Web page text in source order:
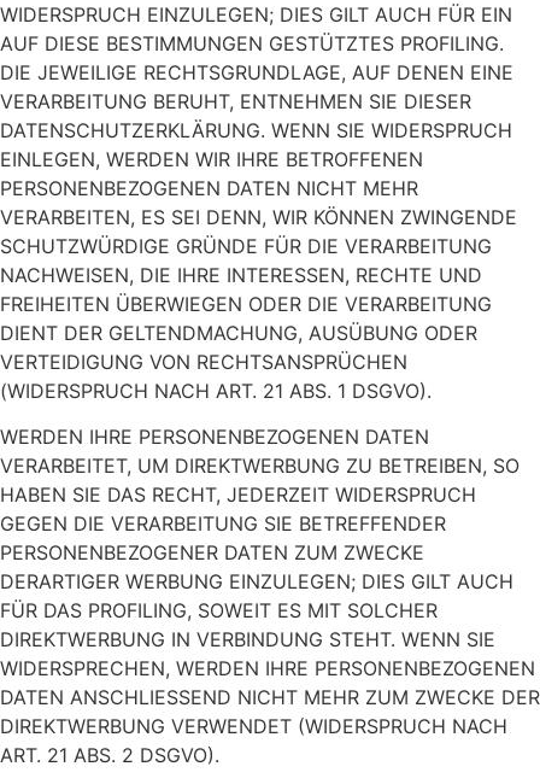
WIDERSPRUCH EINZULEGEN; DIES GILT AUCH FÜR EIN
AUF DIESE BESTIMMUNGEN GESTÜTZTES PROFILING.
DIE JEWEILIGE RECHTSGRUNDLAGE, AUF DENEN EINE
VERARBEITUNG BERUHT, ENTNEHMEN SIE DIESER
DATENSCHUTZERKLÄRUNG. WENN SIE WIDERSPRUCH
EINLEGEN, WERDEN WIR IHRE BETROFFENEN
PERSONENBEZOGENEN DATEN NICHT MEHR
VERARBEITEN, ES SEI DENN, WIR KÖNNEN ZWINGENDE
SCHUTZWÜRDIGE GRÜNDE FÜR DIE VERARBEITUNG
NACHWEISEN, DIE IHRE INTERESSEN, RECHTE UND
FREIHEITEN ÜBERWIEGEN ODER DIE VERARBEITUNG
DIENT DER GELTENDMACHUNG, AUSÜBUNG ODER
VERTEIDIGUNG VON RECHTSANSPRÜCHEN
(WIDERSPRUCH NACH ART. 21 ABS. 1 DSGVO).
WERDEN IHRE PERSONENBEZOGENEN DATEN
VERARBEITET, UM DIREKTWERBUNG ZU BETREIBEN, SO
HABEN SIE DAS RECHT, JEDERZEIT WIDERSPRUCH
GEGEN DIE VERARBEITUNG SIE BETREFFENDER
PERSONENBEZOGENER DATEN ZUM ZWECKE
DERARTIGER WERBUNG EINZULEGEN; DIES GILT AUCH
FÜR DAS PROFILING, SOWEIT ES MIT SOLCHER
DIREKTWERBUNG IN VERBINDUNG STEHT. WENN SIE
WIDERSPRECHEN, WERDEN IHRE PERSONENBEZOGENEN
DATEN ANSCHLIESSEND NICHT MEHR ZUM ZWECKE DER
DIREKTWERBUNG VERWENDET (WIDERSPRUCH NACH
ART. 21 ABS. 2 DSGVO).